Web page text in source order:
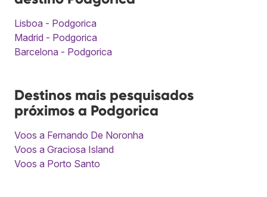
Lisboa - Podgorica
Madrid - Podgorica
Barcelona - Podgorica
Destinos mais pesquisados
próximos a Podgorica
Voos a Fernando De Noronha
Voos a Graciosa Island
Voos a Porto Santo